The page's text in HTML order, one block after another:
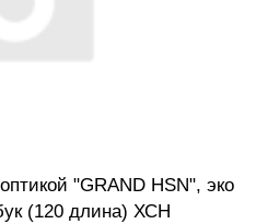
"GRAND HSN", эко
(120 длина) ХСН